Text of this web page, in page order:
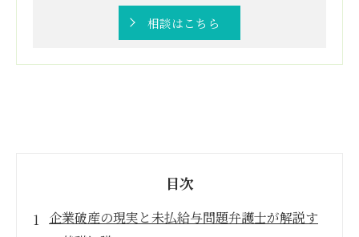
相談はこちら
目次
企業破産の現実と未払給与問題弁護士が解説す